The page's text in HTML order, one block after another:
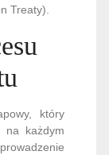
Treaty).
który
na każdym